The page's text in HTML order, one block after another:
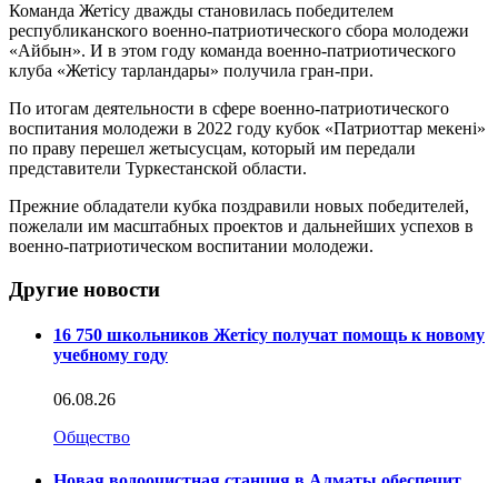
Команда Жетiсу дважды становилась победителем
республиканского военно-патриотического сбора молодежи
«Айбын». И в этом году команда военно-патриотического
клуба «Жетісу тарландары» получила гран-при.
По итогам деятельности в сфере военно-патриотического
воспитания молодежи в 2022 году кубок «Патриоттар мекені»
по праву перешел жетысусцам, который им передали
представители Туркестанской области.
Прежние обладатели кубка поздравили новых победителей,
пожелали им масштабных проектов и дальнейших успехов в
военно-патриотическом воспитании молодежи.
Другие новости
16 750 школьников Жетісу получат помощь к новому
учебному году
06.08.26
Общество